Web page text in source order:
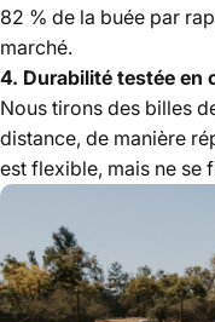
82 % de la buée par
marché.
4. Durabilité testée en
Nous tirons des billes
distance, de manière
est flexible, mais ne se